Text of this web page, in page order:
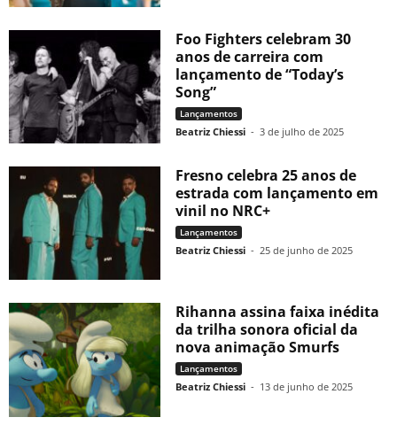
Foo Fighters celebram 30
anos de carreira com
lançamento de “Today’s
Song”
Lançamentos
Beatriz Chiessi - 3 de julho de 2025
Fresno celebra 25 anos de
estrada com lançamento em
vinil no NRC+
Lançamentos
Beatriz Chiessi - 25 de junho de 2025
Rihanna assina faixa inédita
da trilha sonora oficial da
nova animação Smurfs
Lançamentos
Beatriz Chiessi - 13 de junho de 2025